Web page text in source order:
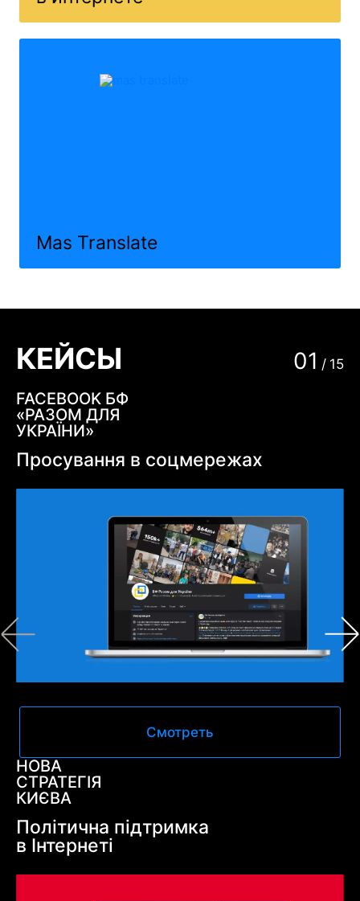
Mas Translate
КЕЙСЫ 01 / 15
FACEBOOK БФ
«РАЗОМ ДЛЯ
УКРАЇНИ»
Просування в соцмережах
Смотреть
НОВА
СТРАТЕГІЯ
КИЄВА
Політична підтримка
в Інтернеті